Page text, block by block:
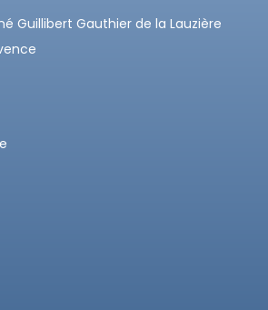
Guillibert Gauthier de la Lauzière